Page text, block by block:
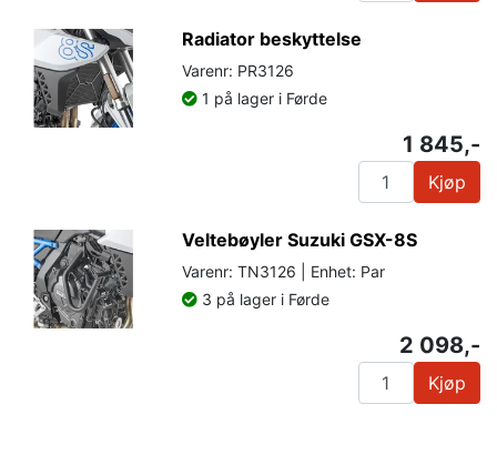
Radiator beskyttelse
Varenr: PR3126
1 på lager i Førde
1 845,-
Kjøp
Veltebøyler Suzuki GSX-8S
Varenr: TN3126 | Enhet: Par
3 på lager i Førde
2 098,-
Kjøp